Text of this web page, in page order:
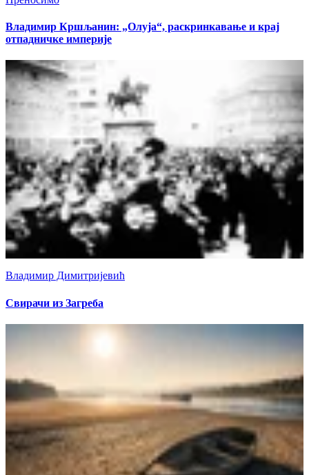
Владимир Кршљанин: „Олуја“, раскринкавање и крај
отпадничке империје
Владимир Димитријевић
Свирачи из Загреба